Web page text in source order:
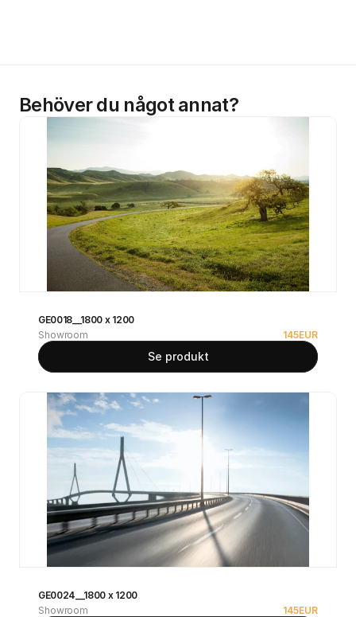
Behöver du något annat?
GE0018__1800 x 1200
Showroom
145EUR
Se produkt
GE0024__1800 x 1200
Showroom
145EUR